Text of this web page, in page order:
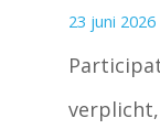
23 juni 2026